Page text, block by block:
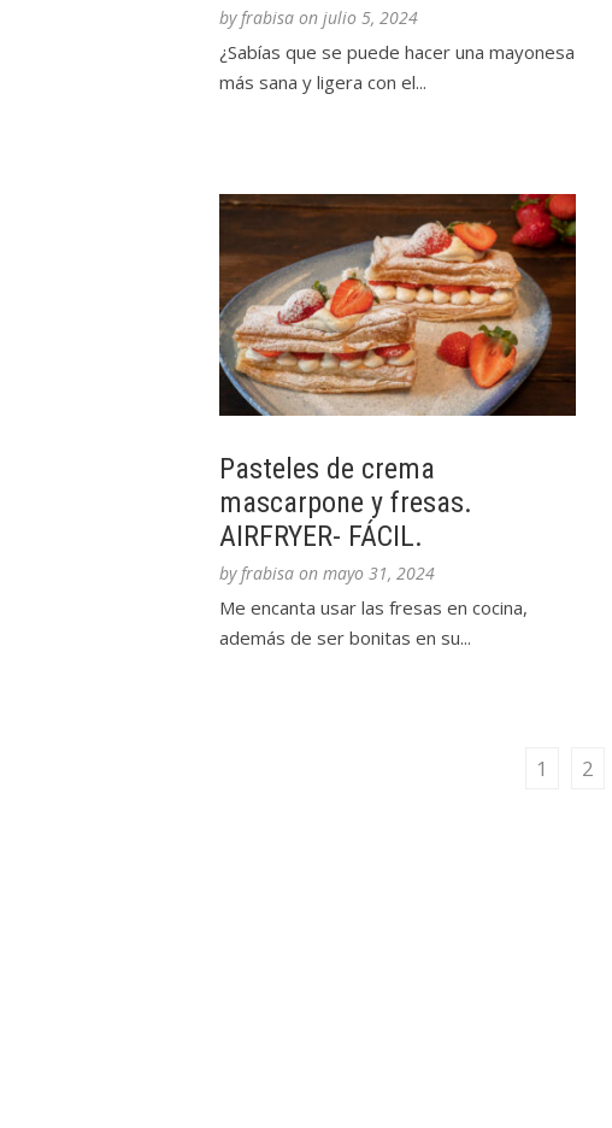
byfrabisa on julio 5, 2024
¿Sabías que se puede hacer una mayonesa
más sana y ligera con el...
Pasteles de crema
mascarpone y fresas.
AIRFRYER- FÁCIL.
byfrabisa on mayo 31, 2024
Me encanta usar las fresas en cocina,
además de ser bonitas en su...
1 2